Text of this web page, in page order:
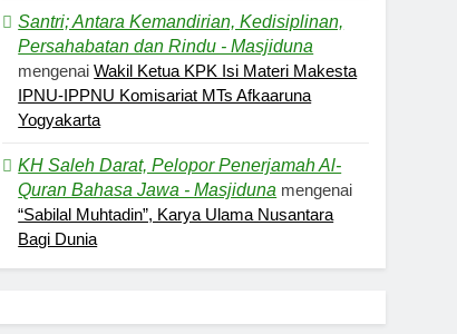
Santri; Antara Kemandirian, Kedisiplinan,
Persahabatan dan Rindu - Masjiduna
mengenaiWakil Ketua KPK Isi Materi Makesta
IPNU-IPPNU Komisariat MTs Afkaaruna
Yogyakarta
KH Saleh Darat, Pelopor Penerjamah Al-
Quran Bahasa Jawa - Masjiduna mengenai
“Sabilal Muhtadin”, Karya Ulama Nusantara
Bagi Dunia